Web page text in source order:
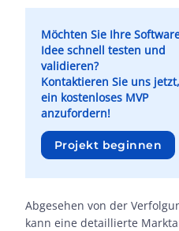
Möchten Sie Ihre
Idee schnell testen und
validieren?
Kontaktieren Sie uns
ein kostenloses MVP
anzufordern!
Projekt beginnen
Abgesehen von der
kann eine detaillierte